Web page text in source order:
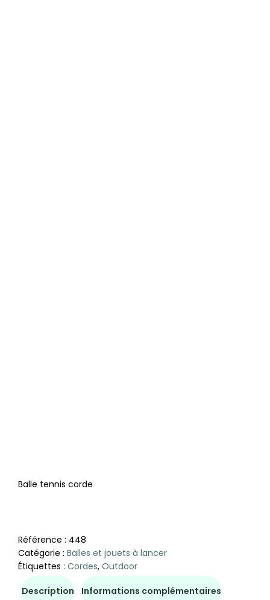
Balle tennis corde
Référence : 448
Catégorie : Balles et jouets à lancer
Étiquettes : Cordes, Outdoor
Description Informations complémentaires